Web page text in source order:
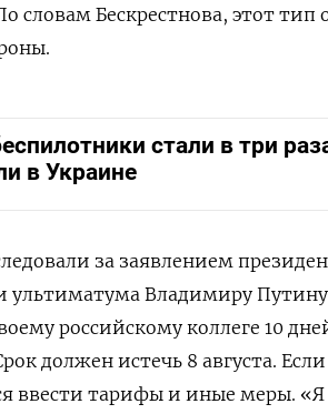
Бескрестнова, этот тип
стали в три
в Украине
за заявлением
ультиматума Владимиру
российскому коллеге 10
должен истечь 8 августа.
ввести тарифы и иные меры. «Я